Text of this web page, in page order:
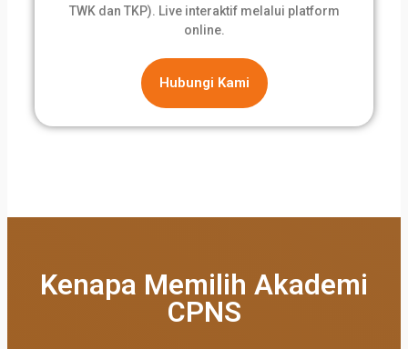
TWK dan TKP). Live interaktif melalui platform
online.
Hubungi Kami
Kenapa Memilih Akademi
CPNS